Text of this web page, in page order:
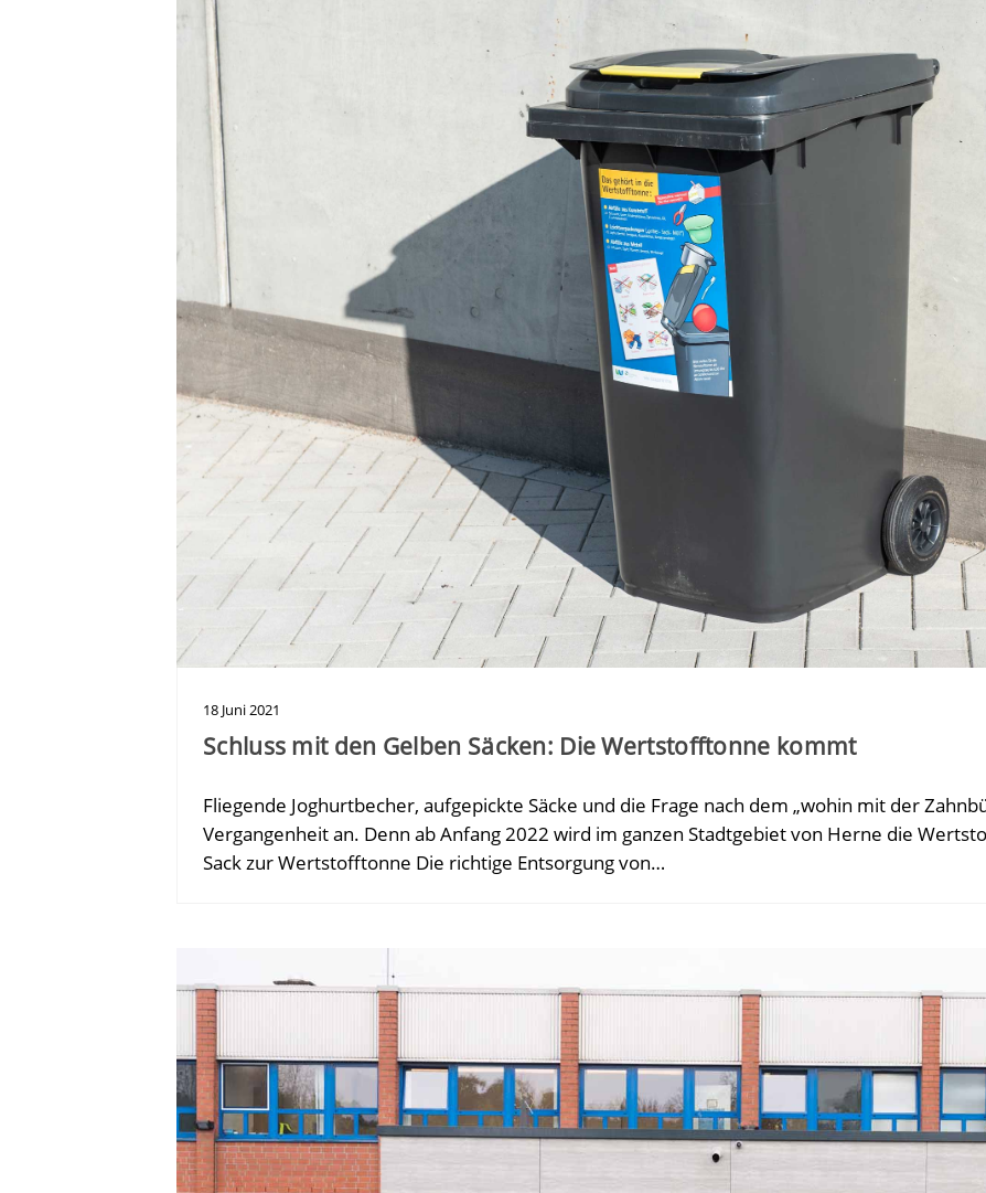
18 Juni2021
Schluss mit den Gelben Säcken: Die Wertstofftonne kommt
Fliegende Joghurtbecher, aufgepickte Säcke und die Frage nach dem „wohin mit der
Vergangenheit an. Denn ab Anfang 2022 wird im ganzen Stadtgebiet von Herne die
Sack zur Wertstofftonne Die richtige Entsorgung von…